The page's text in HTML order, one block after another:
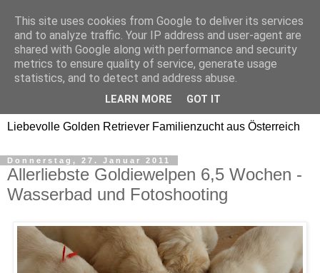
Golden Retriever Welpen
Familienzucht -
Goldwelpen
Liebevolle Golden Retriever Familienzucht aus Österreich
Donnerstag, 27. Januar 2011
Allerliebste Goldiewelpen 6,5 Wochen -
Wasserbad und Fotoshooting
This site uses cookies from Google to deliver its services
and to analyze traffic. Your IP address and user-agent are
shared with Google along with performance and security
metrics to ensure quality of service, generate usage
statistics, and to detect and address abuse.
LEARN MORE GOT IT